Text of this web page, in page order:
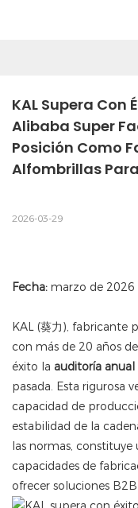
KAL Supera Con
Alibaba Super
Posición Como
Alfombrillas
2026-03-29
Fecha: marzo de 2026 |
KAL (葵力), fabricante
con más de 20 años
éxito la auditoría
pasada. Esta rigurosa
capacidad de
estabilidad de la
las normas,
capacidades de
ofrecer soluciones